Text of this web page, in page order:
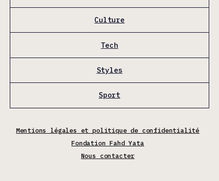
Culture
Tech
Styles
Sport
Mentions légales et politique de confidentialité
Fondation Fahd Yata
Nous contacter